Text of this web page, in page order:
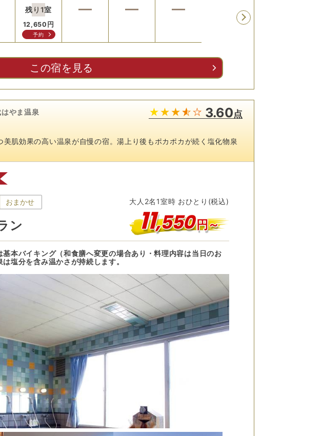
残り 1室
12,650 円
予約
円
この宿を見る
やま温泉 3.60点
肌効果の高い温泉が自慢の宿。湯上り後もポカポカが続く塩化物泉
おまかせ
ン
大人 2名 1室時 おひとり(税込)
11,550円～
本バイキング（和食膳へ変更の場合あり・料理内容は当日のお
塩分を含み温かさが持続します。